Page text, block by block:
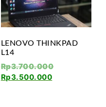
LENOVO THINKPAD
L14
Rp3.700.000
Rp3.500.000